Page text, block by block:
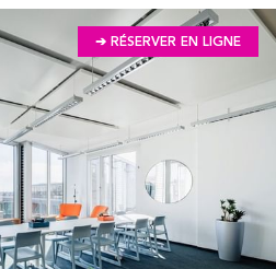
➔ RÉSERVER EN LIGNE